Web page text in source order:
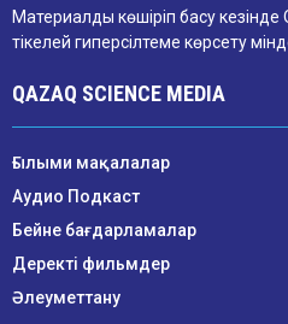
Материалды көшіріп басу
тікелей гиперсілтеме көрсету
QAZAQ SCIENCE MEDIA
Ғылыми мақалалар
Аудио Подкаст
Бейне бағдарламалар
Деректі фильмдер
Әлеуметтану